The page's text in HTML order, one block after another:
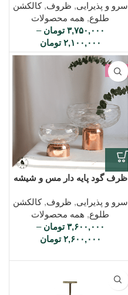
سرو و پذیرایی, ظروف,کالکشن
طلوع, همه محصولات
۳,۷۵۰,۰۰۰ تومان –
۲,۱۰۰,۰۰۰ تومان
-6%
ظرف گود پایه دار مس و شیشه
سرو و پذیرایی, ظروف,کالکشن
طلوع, همه محصولات
۳,۶۰۰,۰۰۰ تومان –
۲,۶۰۰,۰۰۰ تومان